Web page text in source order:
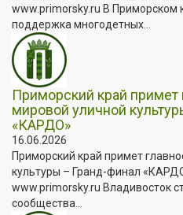
www.primorsky.ru В Приморском
поддержка многодетных...
Приморский край примет
мировой уличной
«КАРДО»
16.06.2026
Приморский край примет
культуры – Гранд-финал
www.primorsky.ru Владивосток
сообщества...